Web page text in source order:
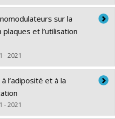
sur la
et l’utilisation
- 2021
l’adiposité et à la
- 2021